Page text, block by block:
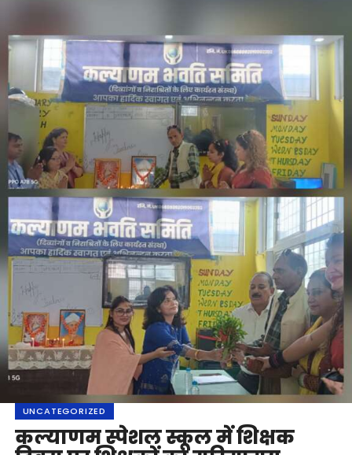
UNCATEGORIZED
कल्याणम स्पेशल स्कूल में शिक्षक